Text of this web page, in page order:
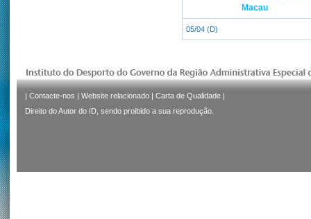
Macau
05/04 (D)
Contacte-nos Website relacionado Carta de Qualidade
Direito do Autor do ID, sendo proibido a sua reprodução.